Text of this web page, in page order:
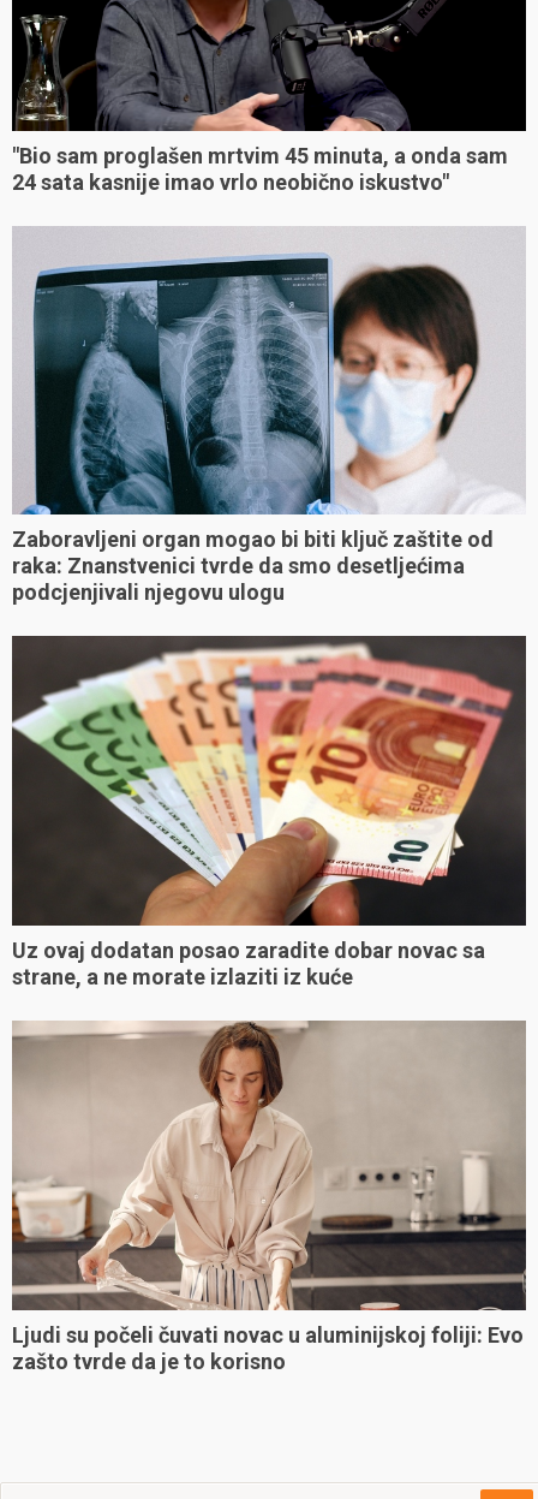
"Bio sam proglašen mrtvim 45 minuta, a onda sam
24 sata kasnije imao vrlo neobično iskustvo"
Zaboravljeni organ mogao bi biti ključ zaštite od
raka: Znanstvenici tvrde da smo desetljećima
podcjenjivali njegovu ulogu
Uz ovaj dodatan posao zaradite dobar novac sa
strane, a ne morate izlaziti iz kuće
Ljudi su počeli čuvati novac u aluminijskoj foliji: Evo
zašto tvrde da je to korisno